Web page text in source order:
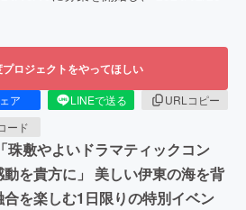
プロジェクトをやってほしい
ア LINEで送る
URLコピー
ード
珠敷やよいドラマティックコン
を貴方に」 美しい伊東の海を背
を楽しむ1日限りの特別イベン